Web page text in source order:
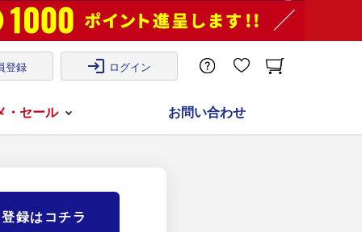
登録 login ログイン
・セール お問い合わせ
録はコチラ